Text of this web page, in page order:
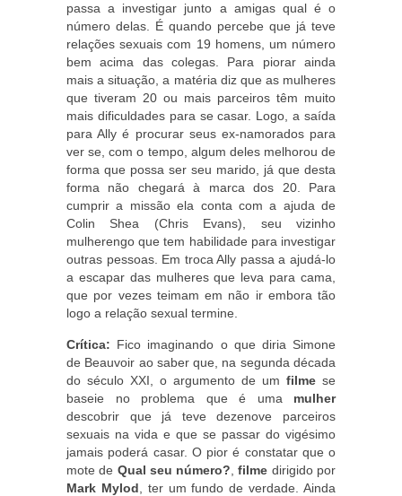
passa a investigar junto a amigas qual é o
número delas. É quando percebe que já teve
relações sexuais com 19 homens, um número
bem acima das colegas. Para piorar ainda
mais a situação, a matéria diz que as mulheres
que tiveram 20 ou mais parceiros têm muito
mais dificuldades para se casar. Logo, a saída
para Ally é procurar seus ex-namorados para
ver se, com o tempo, algum deles melhorou de
forma que possa ser seu marido, já que desta
forma não chegará à marca dos 20. Para
cumprir a missão ela conta com a ajuda de
Colin Shea (Chris Evans), seu vizinho
mulherengo que tem habilidade para investigar
outras pessoas. Em troca Ally passa a ajudá-lo
a escapar das mulheres que leva para cama,
que por vezes teimam em não ir embora tão
logo a relação sexual termine.
Crítica: Fico imaginando o que diria Simone
de Beauvoir ao saber que, na segunda década
do século XXI, o argumento de um filme se
baseie no problema que é uma mulher
descobrir que já teve dezenove parceiros
sexuais na vida e que se passar do vigésimo
jamais poderá casar. O pior é constatar que o
mote de Qual seu número? ,filme dirigido por
Mark Mylod , ter um fundo de verdade. Ainda